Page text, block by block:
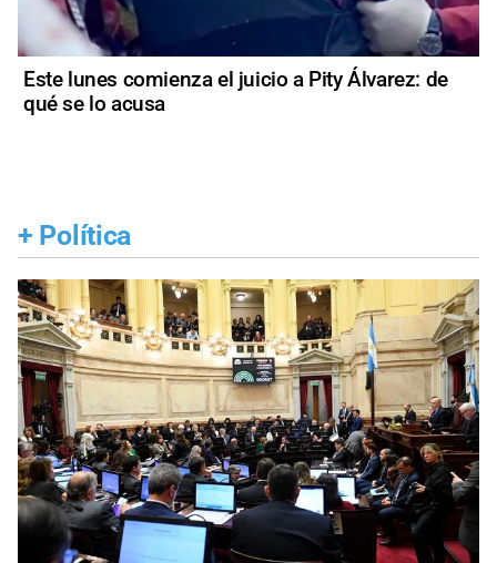
Este lunes comienza el juicio a Pity Álvarez: de
qué se lo acusa
+ Política